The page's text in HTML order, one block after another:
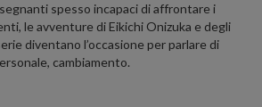
spesso incapaci di affrontare i
le avventure di Eikichi Onizuka e degli
diventano l’occasione per parlare di
cambiamento.